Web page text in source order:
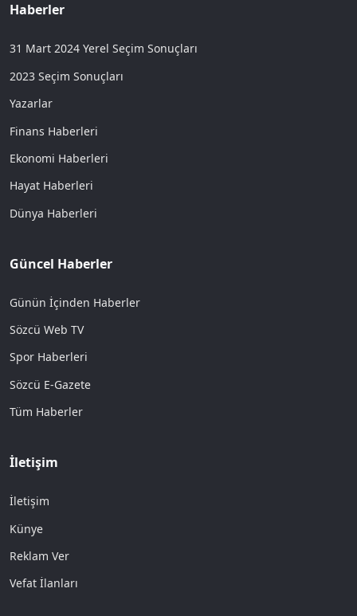
Haberler
31 Mart 2024 Yerel Seçim Sonuçları
2023 Seçim Sonuçları
Yazarlar
Finans Haberleri
Ekonomi Haberleri
Hayat Haberleri
Dünya Haberleri
Güncel Haberler
Günün İçinden Haberler
Sözcü Web TV
Spor Haberleri
Sözcü E-Gazete
Tüm Haberler
İletişim
İletişim
Künye
Reklam Ver
Vefat İlanları